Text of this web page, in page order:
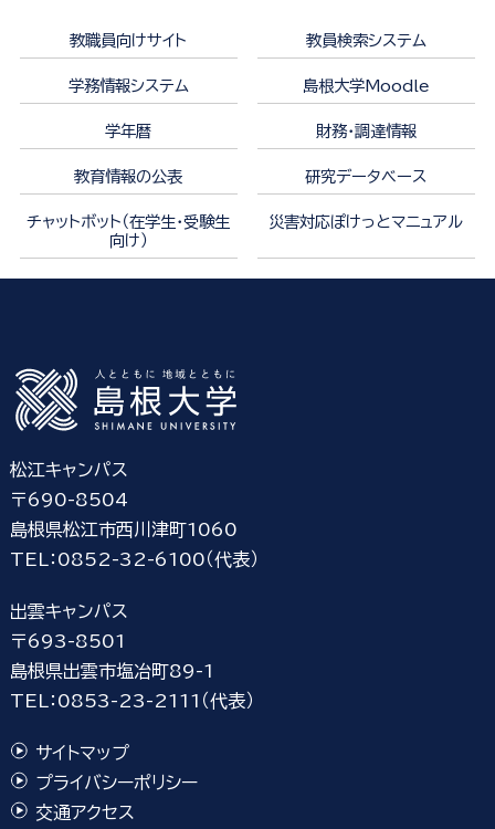
教職員向けサイト 教員検索システム
学務情報システム 島根大学Moodle
学年暦 財務・調達情報
教育情報の公表 研究データベース
チャットボット（在学生・受験生
向け）
災害対応ぽけっとマニュアル
松江キャンパス
〒690-8504
島根県松江市西川津町1060
TEL：0852-32-6100（代表）
出雲キャンパス
〒693-8501
島根県出雲市塩冶町89-1
TEL：0853-23-2111（代表）
サイトマップ
プライバシーポリシー
交通アクセス